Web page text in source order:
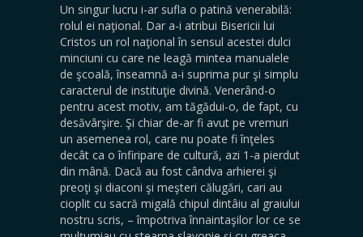
Un singur lucru i-ar sufla o patină venerabilă:
rolul ei naţional. Dar a-i atribui Bisericii lui
Cristos un rol naţional în sensul acestei dulci
minciuni cu care ne leagă mintea manualele
de şcoală, înseamnă a-i suprima pur şi simplu
caracterul de instituţie divină. Venerând-o
pentru acest motiv, am tăgădui-o, de fapt, cu
desăvârşire. Şi chiar de-ar fi avut pe vremuri
un asemenea rol, care nu poate fi înţeles
decât ca o înfiripare de cultură, azi 1-a pierdut
din mână. Dacă au fost cândva arhierei şi
preoţi şi diaconi şi meşteri călugări, cari au
cioplit cu sacră migală chipul dintâiu al graiului
nostru scris, – împotriva înnaintaşilor lor ce se